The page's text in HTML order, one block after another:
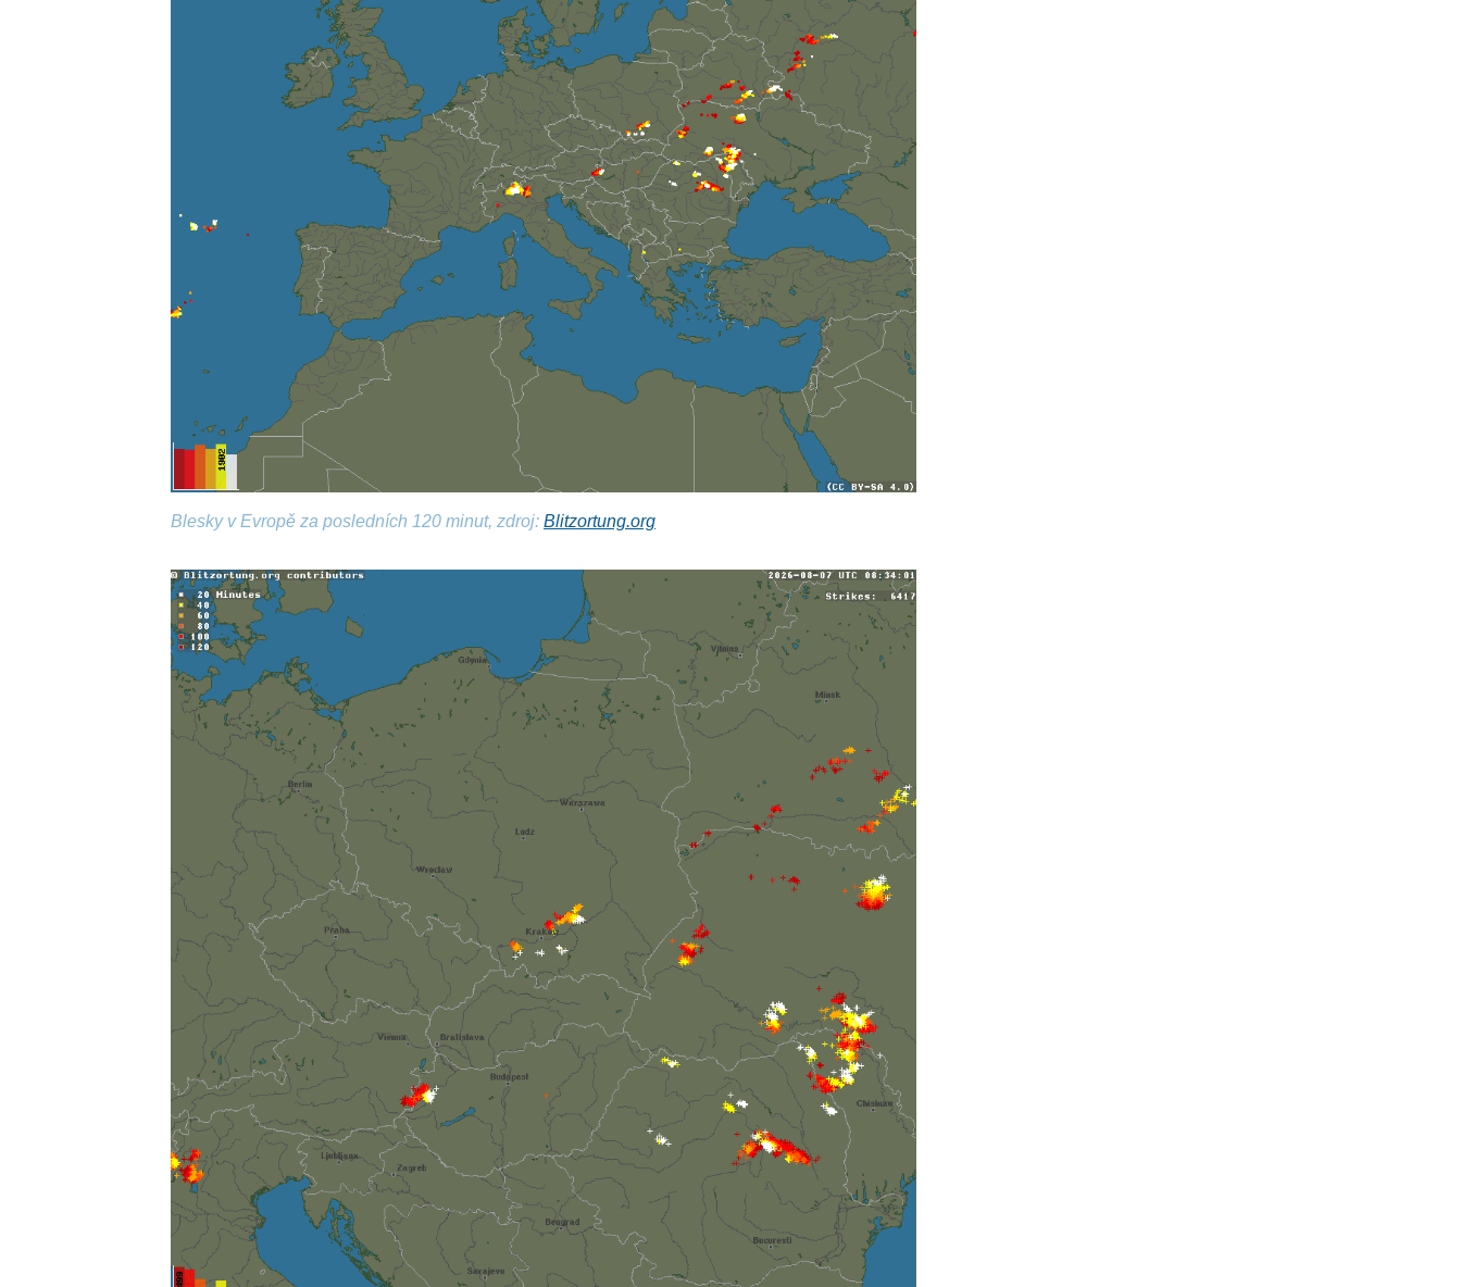
Blesky v Evropě za posledních 120 minut, zdroj:Blitzortung.org